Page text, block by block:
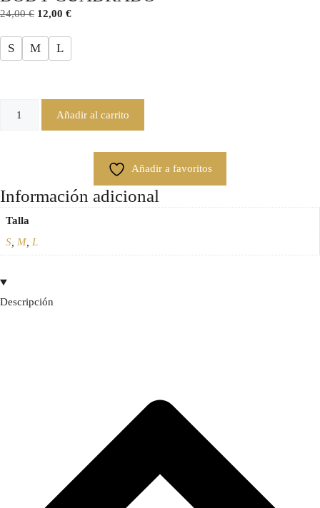
24,00€ 12,00 €
S M L
Añadir al carrito
Añadir a favoritos
Información adicional
Talla
S, M, L
Descripción